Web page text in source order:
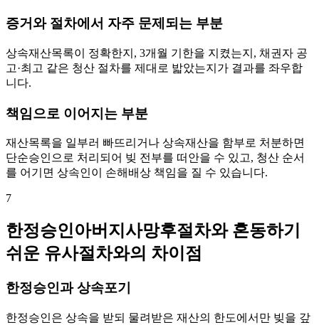
증거와 절차에서 자주 문제되는 부분
상속재산목록이 정확한지, 3개월 기한을 지켰는지, 채권자 공
고·최고 같은 청산 절차를 제대로 밟았는지가 결과를 좌우합
니다.
책임으로 이어지는 부분
재산목록을 일부러 빠뜨리거나 상속재산을 함부로 처분하면
단순승인으로 처리되어 빚 전부를 떠안을 수 있고, 청산 순서
를 어기면 상속인이 손해배상 책임을 질 수 있습니다.
7
한정승인아버지사망후절차와 혼동하기
쉬운 유사절차와의 차이점
한정승인과 상속포기
한정승인은 상속을 받되 물려받은 재산의 한도에서만 빚을 갚